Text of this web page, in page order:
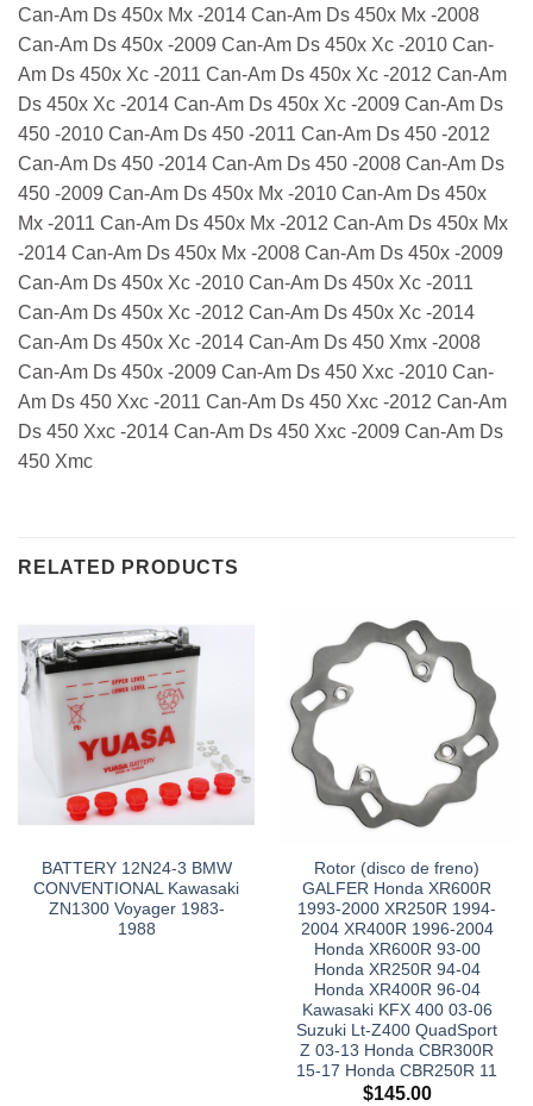
Can-Am Ds 450x Mx -2014 Can-Am Ds 450x Mx -2008
Can-Am Ds 450x -2009 Can-Am Ds 450x Xc -2010 Can-
Am Ds 450x Xc -2011 Can-Am Ds 450x Xc -2012 Can-Am
Ds 450x Xc -2014 Can-Am Ds 450x Xc -2009 Can-Am Ds
450 -2010 Can-Am Ds 450 -2011 Can-Am Ds 450 -2012
Can-Am Ds 450 -2014 Can-Am Ds 450 -2008 Can-Am Ds
450 -2009 Can-Am Ds 450x Mx -2010 Can-Am Ds 450x
Mx -2011 Can-Am Ds 450x Mx -2012 Can-Am Ds 450x Mx
-2014 Can-Am Ds 450x Mx -2008 Can-Am Ds 450x -2009
Can-Am Ds 450x Xc -2010 Can-Am Ds 450x Xc -2011
Can-Am Ds 450x Xc -2012 Can-Am Ds 450x Xc -2014
Can-Am Ds 450x Xc -2014 Can-Am Ds 450 Xmx -2008
Can-Am Ds 450x -2009 Can-Am Ds 450 Xxc -2010 Can-
Am Ds 450 Xxc -2011 Can-Am Ds 450 Xxc -2012 Can-Am
Ds 450 Xxc -2014 Can-Am Ds 450 Xxc -2009 Can-Am Ds
450 Xmc
RELATED PRODUCTS
BATTERY 12N24-3 BMW
CONVENTIONAL Kawasaki
ZN1300 Voyager 1983-
1988
Rotor (disco de freno)
GALFER Honda XR600R
1993-2000 XR250R 1994-
2004 XR400R 1996-2004
Honda XR600R 93-00
Honda XR250R 94-04
Honda XR400R 96-04
Kawasaki KFX 400 03-06
Suzuki Lt-Z400 QuadSport
Z 03-13 Honda CBR300R
15-17 Honda CBR250R 11
$145.00